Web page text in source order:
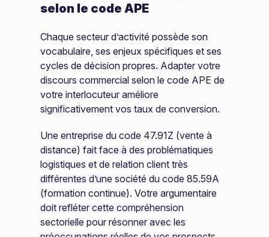
selon le code APE
Chaque secteur d’activité possède son
vocabulaire, ses enjeux spécifiques et ses
cycles de décision propres. Adapter votre
discours commercial selon le code APE de
votre interlocuteur améliore
significativement vos taux de conversion.
Une entreprise du code 47.91Z (vente à
distance) fait face à des problématiques
logistiques et de relation client très
différentes d’une société du code 85.59A
(formation continue). Votre argumentaire
doit refléter cette compréhension
sectorielle pour résonner avec les